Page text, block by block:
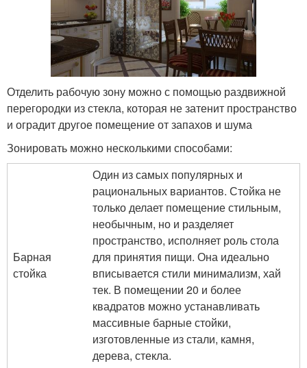
Отделить рабочую зону можно с помощью раздвижной
перегородки из стекла, которая не затенит пространство
и оградит другое помещение от запахов и шума
Зонировать можно несколькими способами:
Барная
стойка
Один из самых популярных и
рациональных вариантов. Стойка не
только делает помещение стильным,
необычным, но и разделяет
пространство, исполняет роль стола
для принятия пищи. Она идеально
вписывается стили минимализм, хай
тек. В помещении 20 и более
квадратов можно устанавливать
массивные барные стойки,
изготовленные из стали, камня,
дерева, стекла.